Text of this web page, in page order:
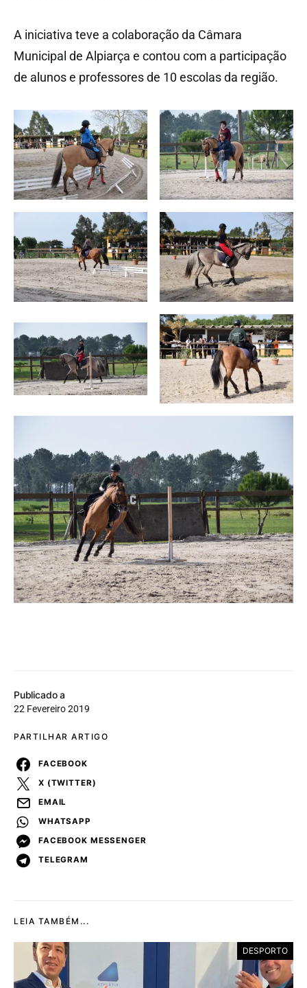
Publicado a
22 Fevereiro 2019
PARTILHAR ARTIGO
FACEBOOK
X (TWITTER)
EMAIL
WHATSAPP
FACEBOOK MESSENGER
TELEGRAM
A iniciativa teve a colaboração da Câmara
Municipal de Alpiarça e contou com a participação
de alunos e professores de 10 escolas da região.
LEIA TAMBÉM...
DESPORTO